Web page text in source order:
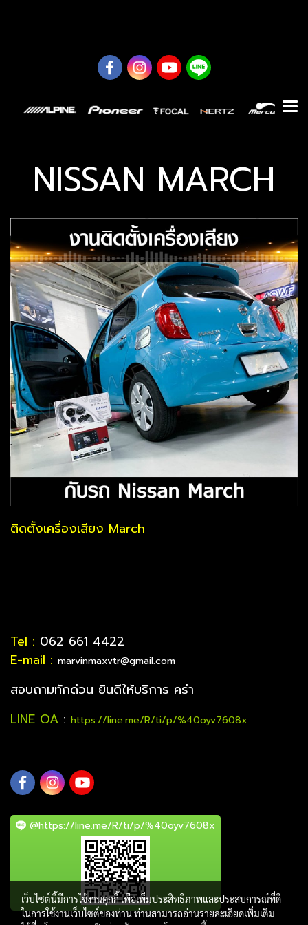
NISSAN MARCH
ติดตั้งเครื่องเสียง March
Tel : 062 661 4422
E-mail : marvinmaxvtr@gmail.com
สอบถามทักด่วน ยินดีให้บริการ คร่า
LINE OA : https://line.me/R/ti/p/%40oyv7608x
@https://line.me/R/ti/p/%40oyv7608x
เว็บไซต์นี้มีการใช้งานคุกกี้ เพื่อเพิ่มประสิทธิภาพและประสบการณ์ที่ดี
ในการใช้งานเว็บไซต์ของท่าน ท่านสามารถอ่านรายละเอียดเพิ่มเติม